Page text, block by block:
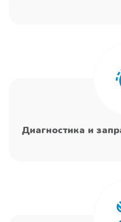
Диагностика и